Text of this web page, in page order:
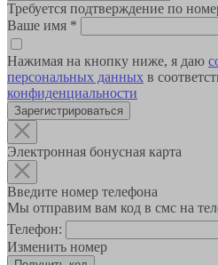
Требуется подтверждение по
Ваше имя *
Нажимая на кнопку ниже, я даю
персональных данных в
конфиденциальности
Зарегистрироваться
Электронная бонусная карта
Введите номер телефона
Мы отправим вам код в смс на
Телефон:
Изменить номер